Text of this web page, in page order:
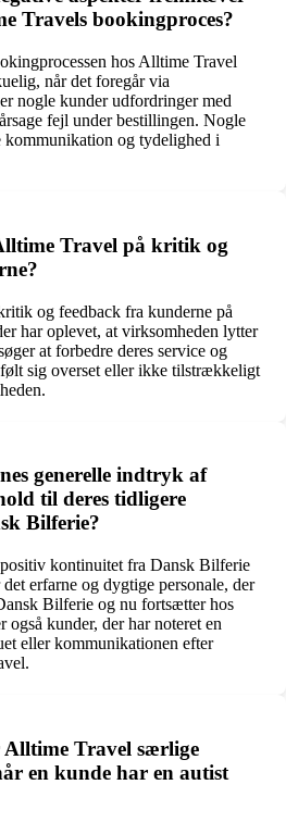
Travels bookingproces?
hos Alltime Travel
når det foregår via
nogle kunder udfordringer med
fejl under bestillingen. Nogle
kommunikation og tydelighed i
Travel på kritik og
og feedback fra kunderne på
har oplevet, at virksomheden lytter
at forbedre deres service og
sig overset eller ikke tilstrækkeligt
generelle indtryk af
til deres tidligere
Bilferie?
kontinuitet fra Dansk Bilferie
erfarne og dygtige personale, der
Bilferie og nu fortsætter hos
kunder, der har noteret en
eller kommunikationen efter
Travel særlige
en kunde har en autist